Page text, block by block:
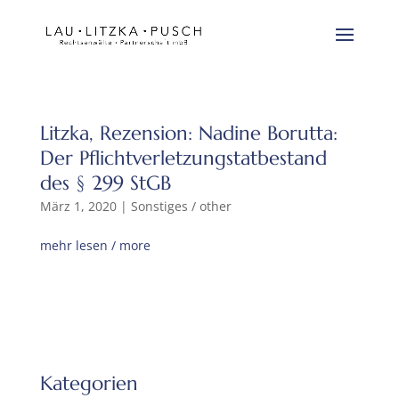
Litzka, Rezension: Nadine Borutta:
Der Pflichtverletzungstatbestand
des § 299 StGB
März 1, 2020| Sonstiges / other
mehr lesen / more
Kategorien